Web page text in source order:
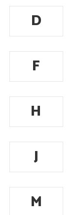
D
F
H
J
M